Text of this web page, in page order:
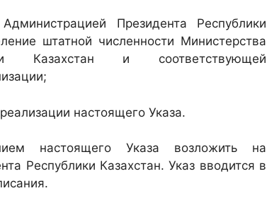
Президента Республики
штатной численности Министерства
Казахстан и соответствующей
настоящего Указа.
настоящего Указа возложить на
Республики Казахстан. Указ вводится в